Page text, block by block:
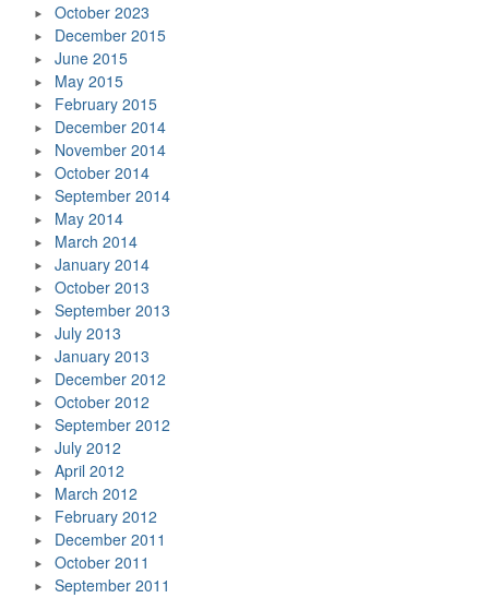
October 2023
December 2015
June 2015
May 2015
February 2015
December 2014
November 2014
October 2014
September 2014
May 2014
March 2014
January 2014
October 2013
September 2013
July 2013
January 2013
December 2012
October 2012
September 2012
July 2012
April 2012
March 2012
February 2012
December 2011
October 2011
September 2011